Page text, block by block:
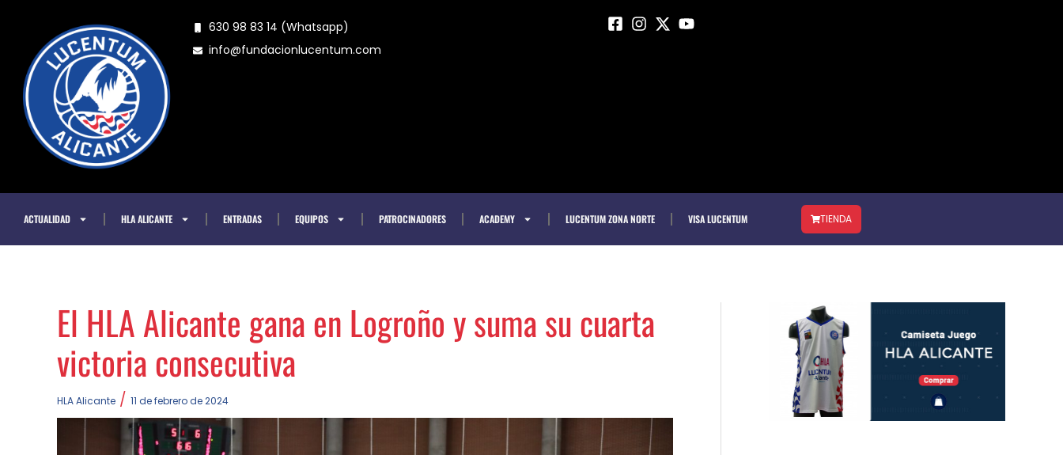
contenido
630 98 83 14 (Whatsapp)
info@fundacionlucentum.com
ACTUALIDAD HLA ALICANTE ENTRADAS EQUIPOS PATROCINADORES ACADEMY LUCENTUM ZONA NORTE VISA LUCENTUM TIENDA
El HLA Alicante gana en Logroño y suma su cuarta
victoria consecutiva
HLA Alicante / 11 de febrero de 2024